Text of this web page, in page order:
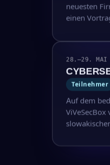
neuesten
einen
28.–29. MAI
Teilnehmer
Auf dem